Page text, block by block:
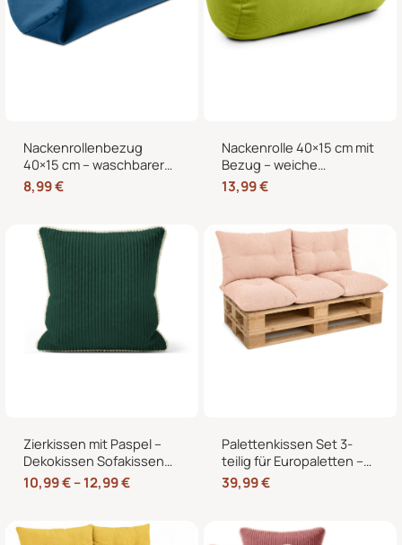
Nackenrollenbezug
40×15 cm – waschbarer
Ersatzbezug mit
verdecktem
Nackenrolle, Kissenrolle &
Bettrolle
8,99€
Nackenrolle 40×15 cm mit
Bezug – weiche
Kissenrolle in Samt-Optik,
Nackenstütze,
dekorative Bettrolle für
Sofa, Bett und Sessel
13,99€
Zierkissen mit Paspel –
Dekokissen Sofakissen
mit Füllung, weicher
Bezug, formstabil,
10,99€–12,99€
Palettenkissen Set 3-
teilig für Europaletten –
Sitzkissen 120×80 cm + 2
Rückenkissen 40×60 cm
39,99€